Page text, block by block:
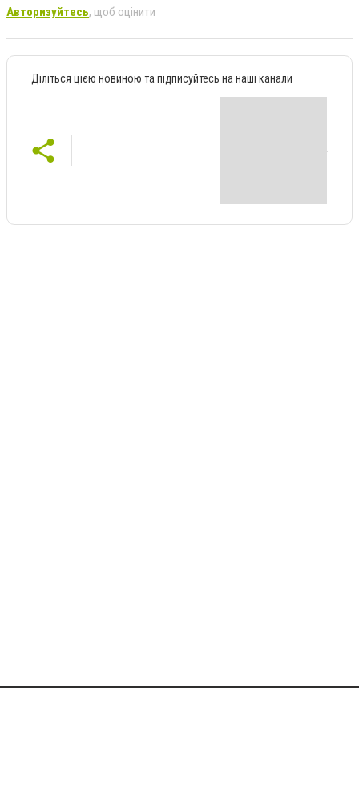
Авторизуйтесь, щоб оцінити
Діліться цією новиною та підписуйтесь на наші канали